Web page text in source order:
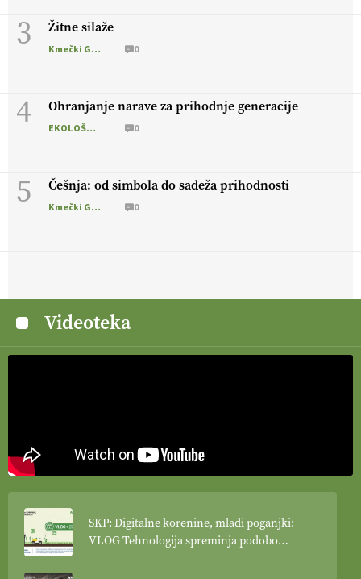
3 Žitne silaže
Kmečki Glas 0
4 Ohranjanje narave za prihodnje generacije
EKOLOŠKO LOGIČNO 0
5 Češnja: od simbola do sadeža prihodnosti
Kmečki Glas 0
Videoteka
SKP: Digitalne korenine, mladi poganjki:
VLOG Tehnologija spreminja podobo